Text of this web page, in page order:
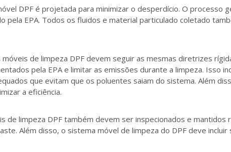
DPF é projetada para minimizar o desperdício. O
pela EPA. Todos os fluidos e material particulado coletado
de limpeza DPF devem seguir as mesmas diretrizes
pela EPA e limitar as emissões durante a limpeza.
que evitam que os poluentes saiam do sistema. Além
a eficiência.
de limpeza DPF também devem ser inspecionados e
Além disso, o sistema móvel de limpeza do DPF deve